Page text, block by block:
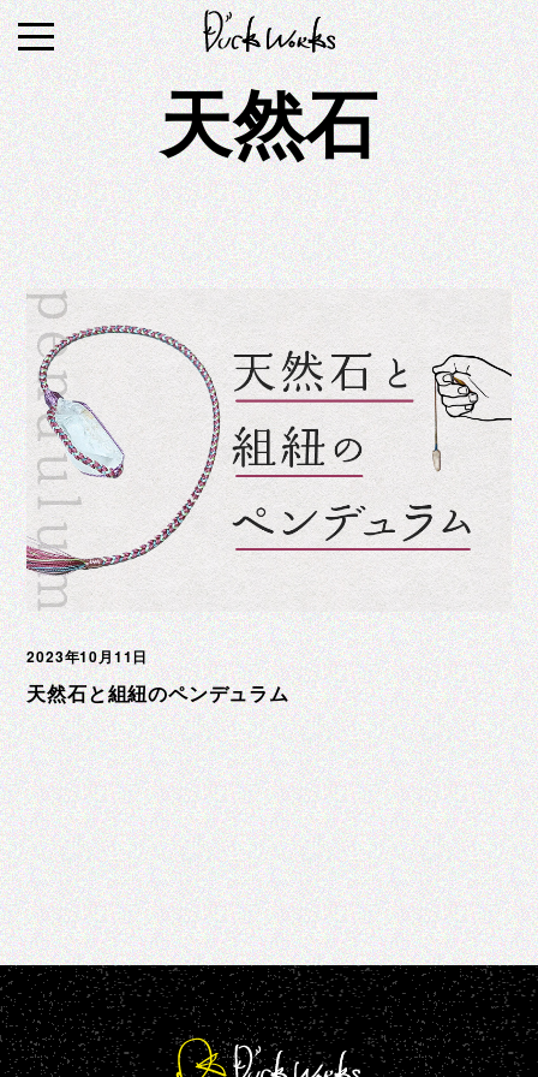
S
k
i
p
t
o
c
o
n
t
e
n
t
天然石
2023年10月11日
天然石と組紐のペンデュラム